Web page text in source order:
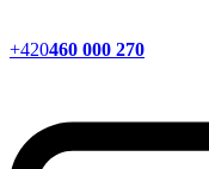
+420460 000 270